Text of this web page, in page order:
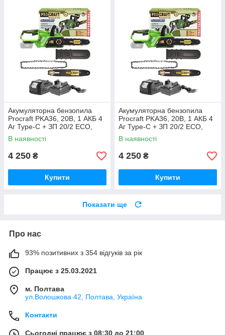
Акумуляторна бензопила
Procraft PKA36, 20В, 1 АКБ 4
Аг Type-C + ЗП 20/2 ECO,
шина 250 мм Німеччина
В наявності
4 250 ₴
Купити
Акумуляторна бензопила
Procraft PKA36, 20В, 1 АКБ 4
Аг Type-C + ЗП 20/2 ECO,
шина 250 мм Німеччина
В наявності
4 250 ₴
Купити
Показати ще
Про нас
93% позитивних з 354 відгуків за рік
Працює з 25.03.2021
м. Полтава
ул.Волошкова 42, Полтава, Україна
Контакти
Сьогодні працює з 08:30 до 21:00